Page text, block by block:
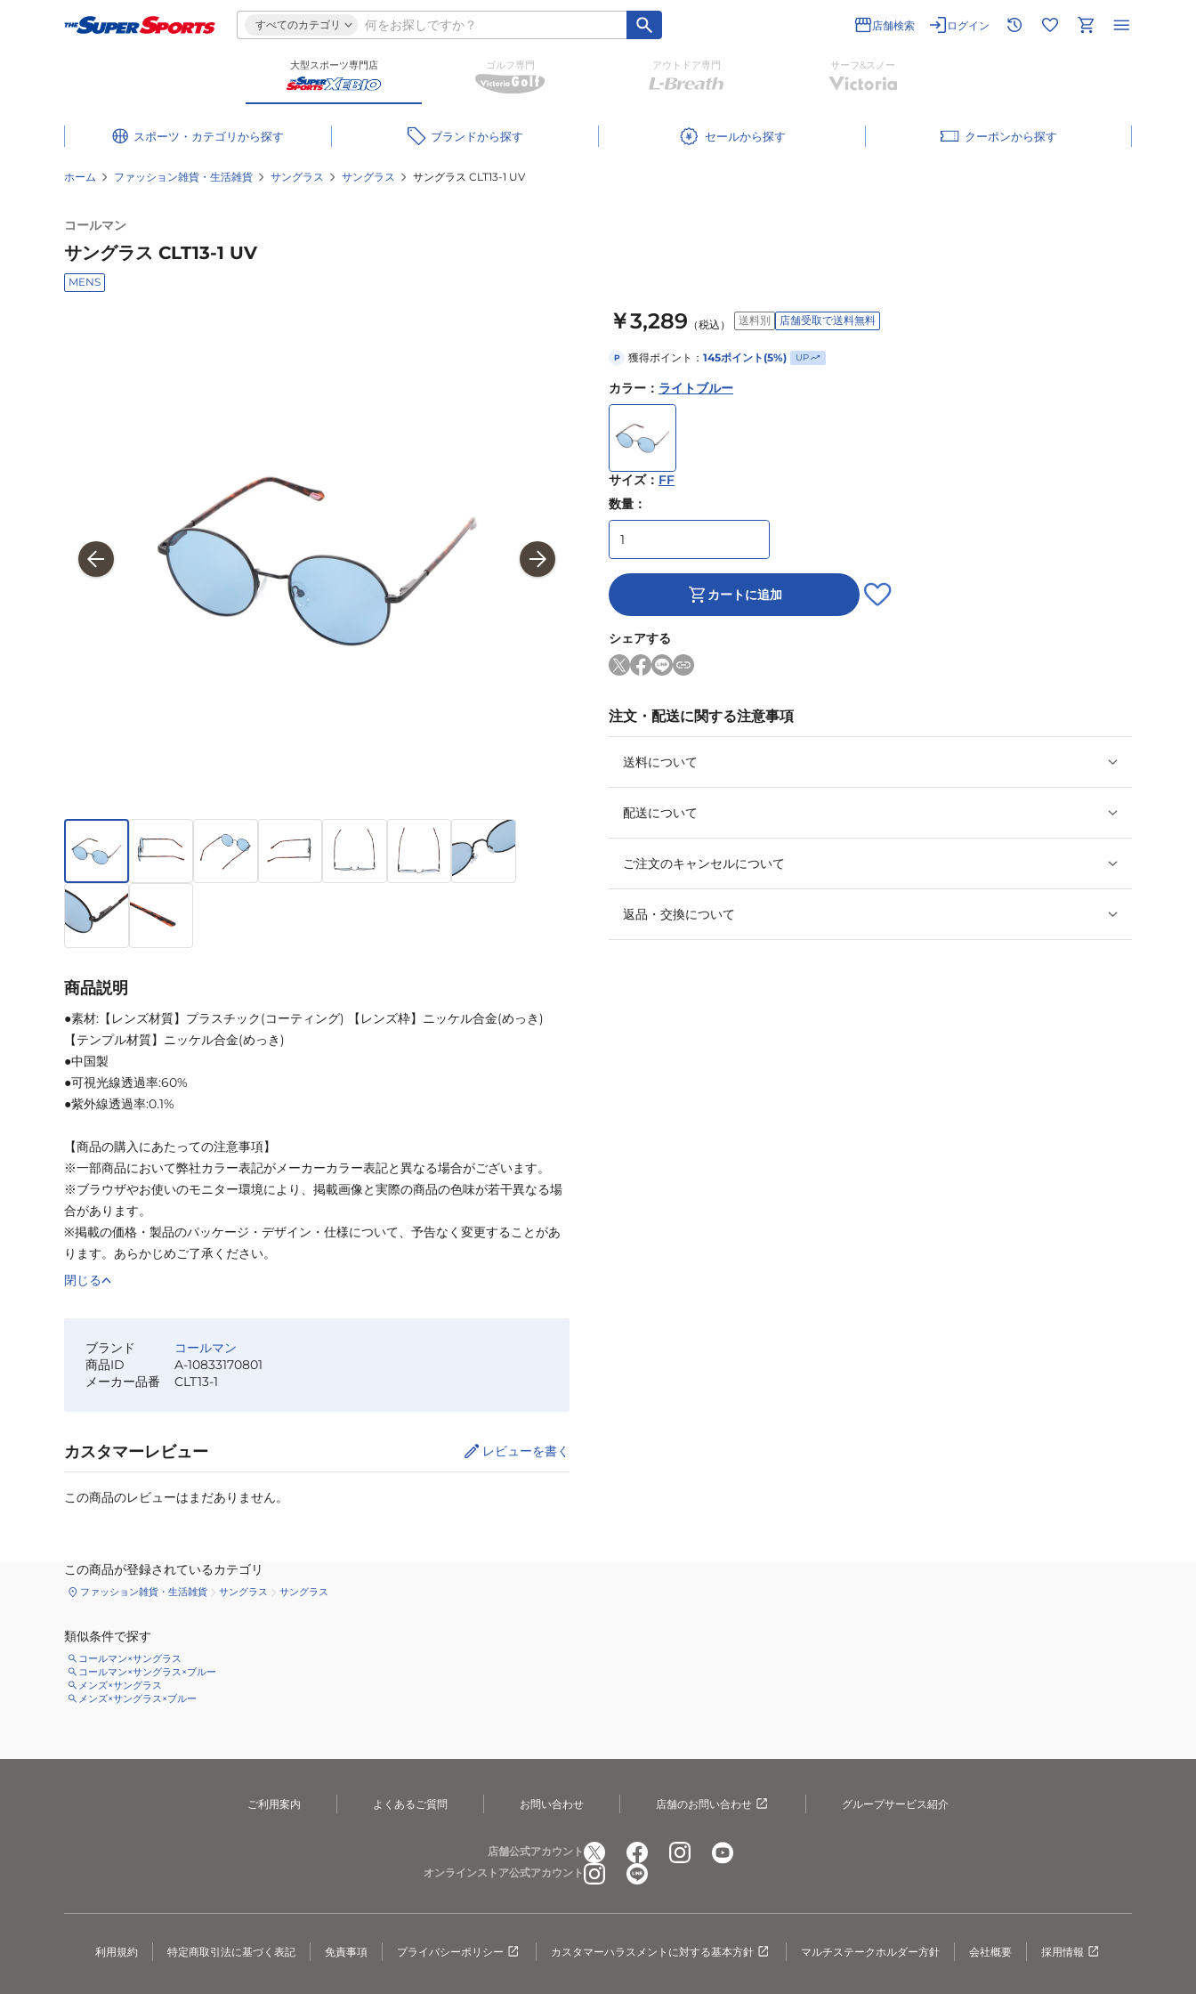
すべてのカテゴリ 店舗検索 ログイン
大型スポーツ専門店 ゴルフ専門 アウトドア専門 サーフ&スノー
スポーツ・カテゴリ ブランド セール クーポン
ホーム ファッション雑貨・生活雑貨 サングラス サングラス サングラス CLT13-1 UV
コールマン
サングラス CLT13-1 UV
MENS
￥3,289 （税込） 送料別 店舗受取で送料無料
P 獲得ポイント： 145ポイント(5%) UP
カラー ： ライトブルー
サイズ： FF
数量：
カートに追加
シェアする
注文・配送に関する注意事項
送料について
配送について
ご注文のキャンセルについて
返品・交換について
商品説明
●素材:【レンズ材質】プラスチック(コーティング) 【レンズ枠】ニッケル合金(めっき)
【テンプル材質】ニッケル合金(めっき)
●中国製
●可視光線透過率:60%
●紫外線透過率:0.1%
【商品の購入にあたっての注意事項】
※一部商品において弊社カラー表記がメーカーカラー表記と異なる場合がございます。
※ブラウザやお使いのモニター環境により、掲載画像と実際の商品の色味が若干異なる場
合があります。
※掲載の価格・製品のパッケージ・デザイン・仕様について、予告なく変更することがあ
ります。あらかじめご了承ください。
閉じる
ブランド
コールマン
商品ID
A-10833170801
メーカー品番
CLT13-1
カスタマーレビュー レビューを書く
この商品のレビューはまだありません。
この商品が登録されているカテゴリ
ファッション雑貨・生活雑貨 サングラス サングラス
類似条件で探す
コールマン×サングラス
コールマン×サングラス×ブルー
メンズ×サングラス
メンズ×サングラス×ブルー
ご利用案内 よくあるご質問 お問い合わせ 店舗のお問い合わせ グループサービス紹介
店舗公式アカウント
オンラインストア公式アカウント
利用規約 特定商取引法に基づく表記 免責事項 プライバシーポリシー カスタマーハラスメントに対する基本方針 マルチステークホルダー方針 会社概要 採用情報